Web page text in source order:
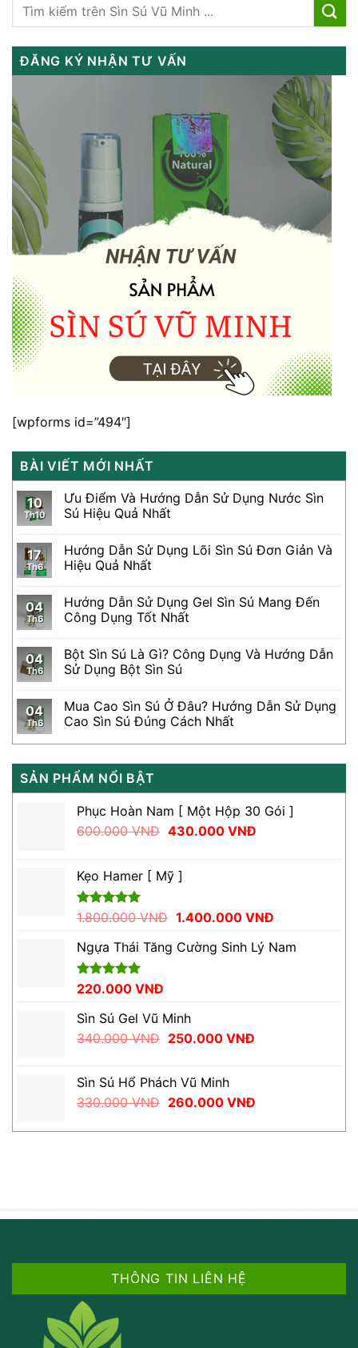
ĐĂNG KÝ NHẬN TƯ VẤN
[wpforms id=”494″]
BÀI VIẾT MỚI NHẤT
10
Th10
Ưu Điểm Và Hướng Dẫn Sử Dụng Nước Sìn
Sú Hiệu Quả Nhất
17
Th6
Hướng Dẫn Sử Dụng Lõi Sìn Sú Đơn Giản Và
Hiệu Quả Nhất
04
Th6
Hướng Dẫn Sử Dụng Gel Sìn Sú Mang Đến
Công Dụng Tốt Nhất
04
Th6
Bột Sìn Sú Là Gì? Công Dụng Và Hướng Dẫn
Sử Dụng Bột Sìn Sú
04
Th6
Mua Cao Sìn Sú Ở Đâu? Hướng Dẫn Sử Dụng
Cao Sìn Sú Đúng Cách Nhất
SẢN PHẨM NỔI BẬT
Phục Hoàn Nam [ Một Hộp 30 Gói ]
600.000VNĐ Giá
600.000 VNĐ.
430.000 VNĐGiá
Kẹo Hamer [ Mỹ ]
Được xếp
5 sao
1.800.000VNĐ Giá
là:
1.400.000 VNĐGiá
tại
Ngựa Thái Tăng Cường Sinh Lý Nam
Được xếp
5 sao
220.000 VNĐ
Sìn Sú Gel Vũ Minh
340.000VNĐ Giá
340.000 VNĐ.
250.000 VNĐGiá
250.000 VNĐ.
Sìn Sú Hổ Phách Vũ Minh
330.000VNĐ Giá
là:
260.000 VNĐGiá
tại
THÔNG TIN LIÊN HỆ